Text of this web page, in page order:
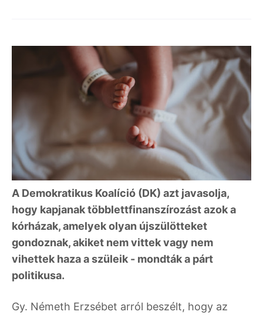
A Demokratikus Koalíció (DK) azt javasolja,
hogy kapjanak többlettfinanszírozást azok a
kórházak, amelyek olyan újszülötteket
gondoznak, akiket nem vittek vagy nem
vihettek haza a szüleik - mondták a párt
politikusa.
Gy. Németh Erzsébet arról beszélt, hogy az